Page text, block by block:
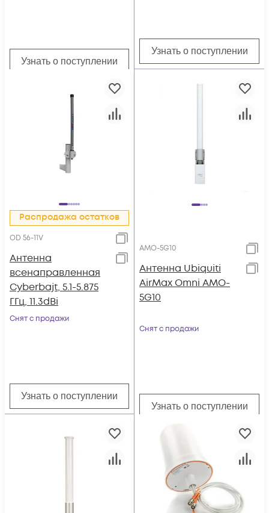
Узнать о поступлении
Узнать о поступлении
Распродажа остатков
OD 56-11V
Антенна
всенаправленная
Cyberbajt, 5.1-5.875
ГГц, 11.3dBi
Снят с продажи
Узнать о поступлении
AMO-5G10
Антенна Ubiquiti
AirMax Omni AMO-
5G10
Снят с продажи
Узнать о поступлении